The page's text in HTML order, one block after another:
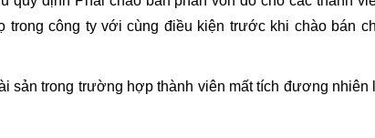
công ty với cùng điều kiện trước khi chào bán
sản trong trường hợp thành viên mất tích đương nhiên